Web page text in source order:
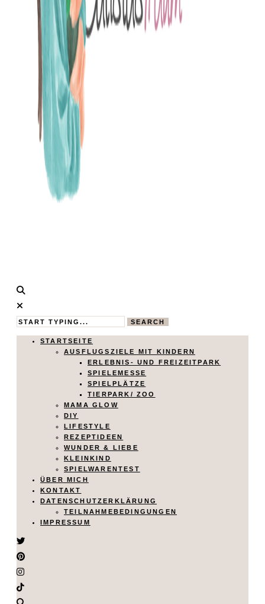
Calistas
Traum
MAMABLOG
SEARCH
STARTSEITE
AUSFLUGSZIELE MIT KINDERN
ERLEBNIS- UND FREIZEITPARK
SPIELEMESSE
SPIELPLÄTZE
TIERPARK/ ZOO
MAMA GLOW
DIY
LIFESTYLE
REZEPTIDEEN
WUNDER & LIEBE
KLEINKIND
SPIELWARENTEST
ÜBER MICH
KONTAKT
DATENSCHUTZERKLÄRUNG
TEILNAHMEBEDINGUNGEN
IMPRESSUM